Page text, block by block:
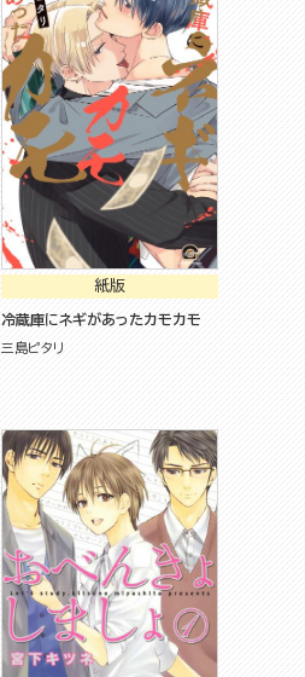
紙版
冷蔵庫にネギがあったカモカモ
三島ピタリ